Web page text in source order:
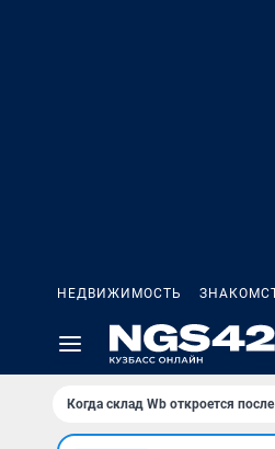
НЕДВИЖИМОСТЬ
Когда склад Wb откроется